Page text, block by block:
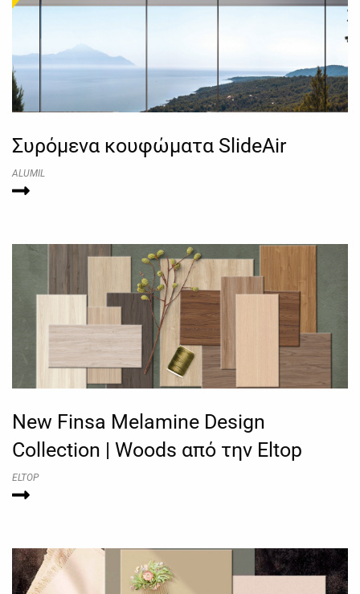
Συρόμενα κουφώματα SlideAir
ALUMIL
New Finsa Melamine Design
Collection | Woods από την Eltop
ELTOP